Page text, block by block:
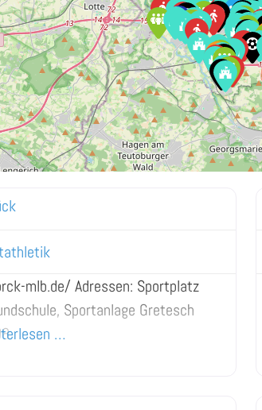
mlb.de/ Adressen: Sportplatz
Sportanlage Gretesch
…